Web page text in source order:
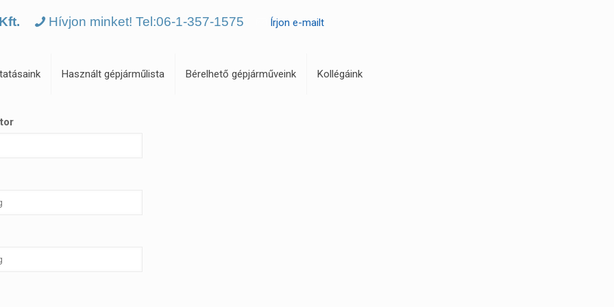
Hívjon minket! Tel:06-1-357-1575 Írjon e-mailt
Használt gépjárműlista Bérelhető gépjárműveink Kollégáink